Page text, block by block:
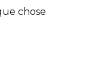
chose